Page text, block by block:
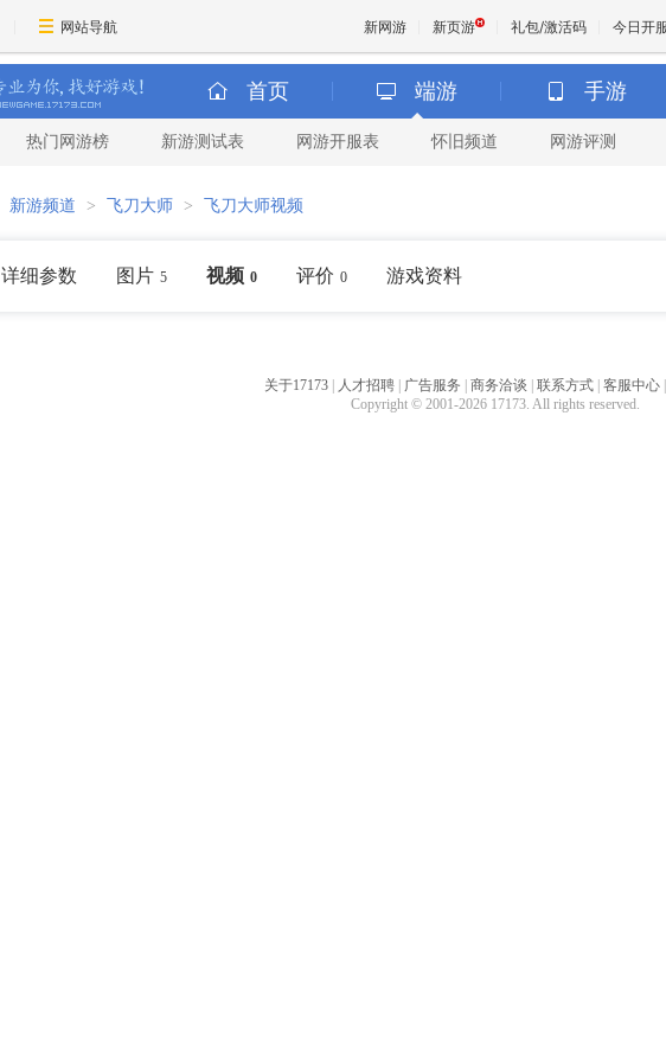
网站导航 新网游 新页游 礼包/激活码 今日开
首页 端游 手游
热门网游榜 新游测试表 网游开服表 怀旧频道 网游评测
新游频道 > 飞刀大师 > 飞刀大师视频
详细参数 图片 5 视频 0 评价 0 游戏资料
关于17173 人才招聘 广告服务 商务洽谈 联系方式 客服中心
Copyright © 2001-2026 17173. All rights reserved.